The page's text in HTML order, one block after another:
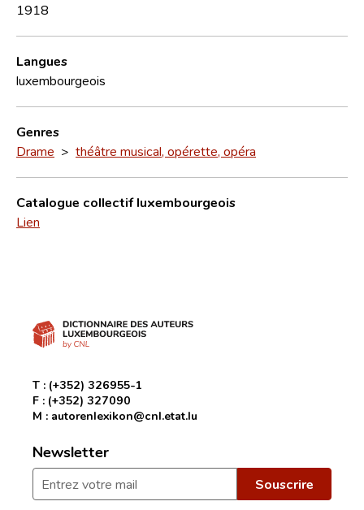
1918
Langues
luxembourgeois
Genres
Drame > théâtre musical, opérette, opéra
Catalogue collectif luxembourgeois
Lien
T : (+352) 326955-1
F : (+352) 327090
M : autorenlexikon@cnl.etat.lu
Newsletter